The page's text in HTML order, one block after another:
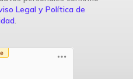
Legal y Política de